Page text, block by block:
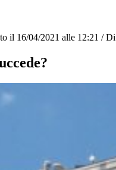
il 16/04/2021 alle 12:21 / Di